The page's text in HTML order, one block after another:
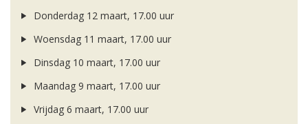
Donderdag 12 maart, 17.00 uur
Woensdag 11 maart, 17.00 uur
Dinsdag 10 maart, 17.00 uur
Maandag 9 maart, 17.00 uur
Vrijdag 6 maart, 17.00 uur